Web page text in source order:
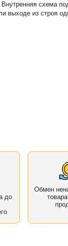
схема
выходе из строя
до
Обмен